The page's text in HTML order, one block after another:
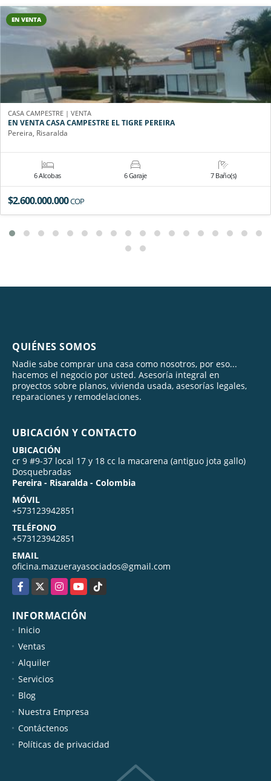
EN VENTA
CASA CAMPESTRE | VENTA
EN VENTA CASA CAMPESTRE EL TIGRE PEREIRA
Pereira, Risaralda
6 Alcobas 6 Garaje 7 Baño(s)
$2.600.000.000COP
QUIÉNES SOMOS
Nadie sabe comprar una casa como nosotros, por eso...
hacemos el negocio por usted. Asesoría integral en
proyectos sobre planos, vivienda usada, asesorías legales,
reparaciones y remodelaciones.
UBICACIÓN Y CONTACTO
UBICACIÓN
cr 9 #9-37 local 17 y 18 cc la macarena (antiguo jota gallo)
Dosquebradas
Pereira - Risaralda - Colombia
MÓVIL
+573123942851
TELÉFONO
+573123942851
EMAIL
oficina.mazuerayasociados@gmail.com
Facebook
X InstagramYouTubeTikTok
INFORMACIÓN
Inicio
Ventas
Alquiler
Servicios
Blog
Nuestra Empresa
Contáctenos
Políticas de privacidad